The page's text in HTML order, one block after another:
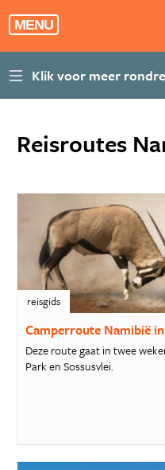
MENU
Reisroutes
reisgids
Camperroute Namibië
Deze route gaat in twee
Park en Sossusvlei.